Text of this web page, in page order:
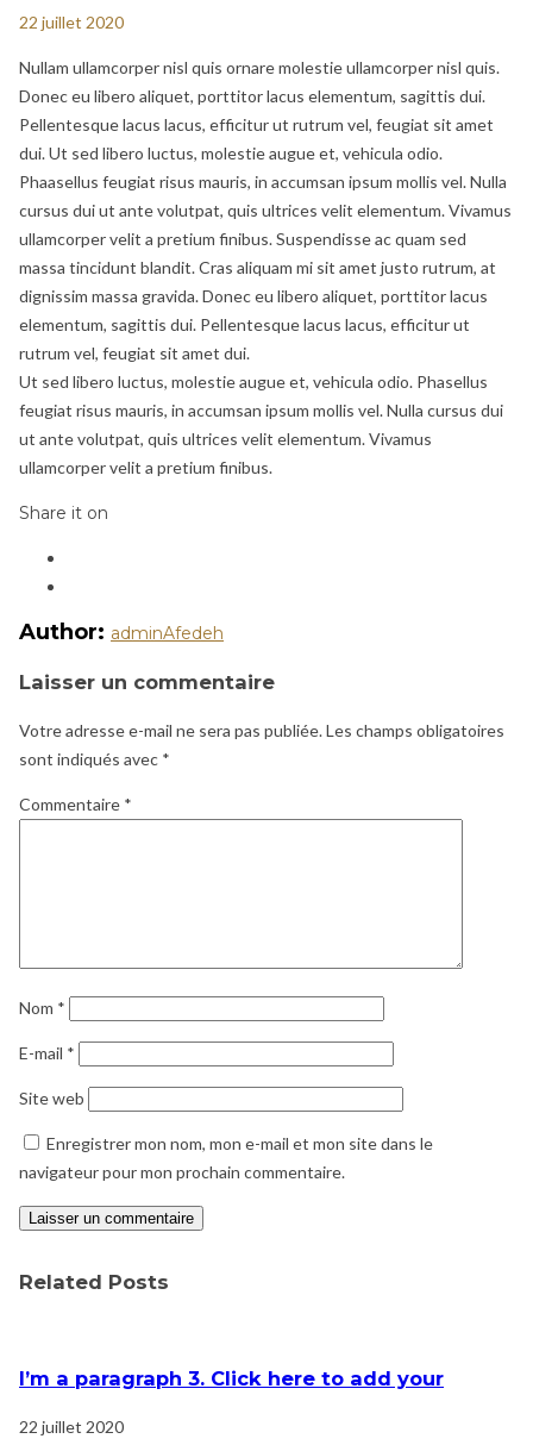
22 juillet 2020
Nullam ullamcorper nisl quis ornare molestie ullamcorper nisl quis.
Donec eu libero aliquet, porttitor lacus elementum, sagittis dui.
Pellentesque lacus lacus, efficitur ut rutrum vel, feugiat sit amet
dui. Ut sed libero luctus, molestie augue et, vehicula odio.
Phaasellus feugiat risus mauris, in accumsan ipsum mollis vel. Nulla
cursus dui ut ante volutpat, quis ultrices velit elementum. Vivamus
ullamcorper velit a pretium finibus. Suspendisse ac quam sed
massa tincidunt blandit. Cras aliquam mi sit amet justo rutrum, at
dignissim massa gravida. Donec eu libero aliquet, porttitor lacus
elementum, sagittis dui. Pellentesque lacus lacus, efficitur ut
rutrum vel, feugiat sit amet dui.
Ut sed libero luctus, molestie augue et, vehicula odio. Phasellus
feugiat risus mauris, in accumsan ipsum mollis vel. Nulla cursus dui
ut ante volutpat, quis ultrices velit elementum. Vivamus
ullamcorper velit a pretium finibus.
Share it on
Author: adminAfedeh
Laisser un commentaire
Votre adresse e-mail ne sera pas publiée.Les champs obligatoires
sont indiqués avec *
Commentaire *
Nom *
E-mail *
Site web
Enregistrer mon nom, mon e-mail et mon site dans le
navigateur pour mon prochain commentaire.
Related Posts
I’m a paragraph 3. Click here to add your
22 juillet 2020